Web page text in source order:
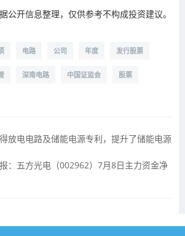
公开信息整理，仅供参考不构成投资建议。
电路 公司 年度 发行股票
深南电路 中国证监会 股票
放电电路及储能电源专利，提升了储能电源
：五方光电（002962）7月8日主力资金净